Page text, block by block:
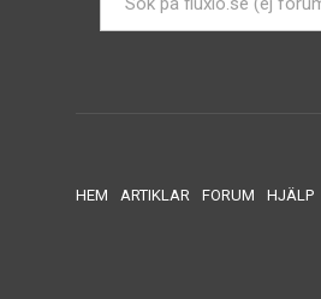
HEM ARTIKLAR FORUM HJÄLP